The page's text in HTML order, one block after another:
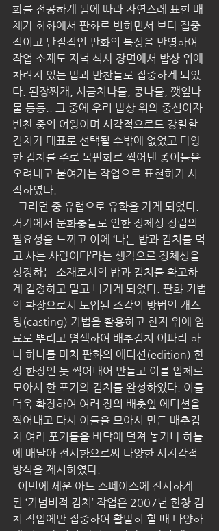
화를 전공하게 됨에 따라 자연스레 표현 매
체가 회화에서 판화로 변하면서 보다 집중
적이고 단절적인 판화의 특성을 반영하여
작업 소재도 저녁 식사 장면에서 밥상 위에
차려져 있는 밥과 반찬들로 집중하게 되었
다. 된장찌개, 시금치나물, 콩나물, 깻잎나
물 등등.. 그 중에 우리 밥상 위의 중심이자
반찬 중의 여왕이며 시각적으로도 강렬할
김치가 대표로 선택될 수밖에 없었고 다양
한 김치를 주로 목판화로 찍어낸 종이들을
오려내고 붙여가는 작업으로 표현하기 시
작하였다.
거기에서 문화충돌로 인한 정체성 정립의
필요성을 느끼고 이에 ‘나는 밥과 김치를 먹
고 사는 사람이다’라는 생각으로 정체성을
상징하는 소재로서의 밥과 김치를 확고하
게 결정하고 밀고 나가게 되었다. 판화 기법
의 확장으로서 도입된 조각의 방법인 캐스
팅(casting) 기법을 활용하고 한지 위에 염
료로 뿌리고 염색하여 배추김치 이파리 하
나 하나를 마치 판화의 에디션(edition) 한
장 한장인 듯 찍어내어 만들고 이를 입체로
모아서 한 포기의 김치를 완성하였다. 이를
더욱 확장하여 여러 장의 배춧잎 에디션을
찍어내고 다시 이들을 모아서 만든 배추김
치 여러 포기들을 바닥에 던져 놓거나 하늘
에 매달아 전시함으로써 다양한 시지각적
방식을 제시하였다.
된 ‘기념비적 김치’ 작업은 2007년 한창 김
치 작업에만 집중하여 활발히 할 때 다양하